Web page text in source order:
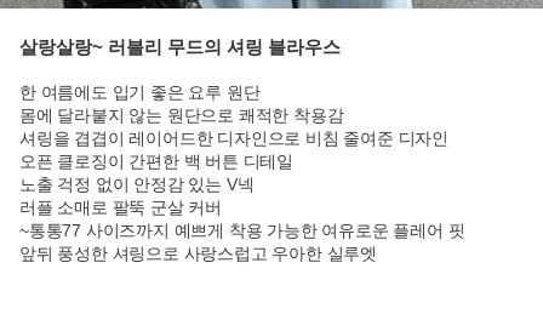
살랑살랑~ 러블리 무드의 셔링 블라우스
한 여름에도 입기 좋은 요루 원단
몸에 달라붙지 않는 원단으로 쾌적한 착용감
셔링을 겹겹이 레이어드한 디자인으로 비침 줄여준 디자인
오픈 클로징이 간편한 백 버튼 디테일
노출 걱정 없이 안정감 있는 V넥
러플 소매로 팔뚝 군살 커버
~통통77 사이즈까지 예쁘게 착용 가능한 여유로운 플레어 핏
앞뒤 풍성한 셔링으로 사랑스럽고 우아한 실루엣